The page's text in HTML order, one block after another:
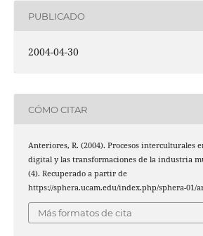
PUBLICADO
2004-04-30
CÓMO CITAR
Anteriores, R. (2004). Procesos interculturales
digital y las transformaciones de la industria
(4). Recuperado a partir de
https://sphera.ucam.edu/index.php/sphera-01/
Más formatos de cita